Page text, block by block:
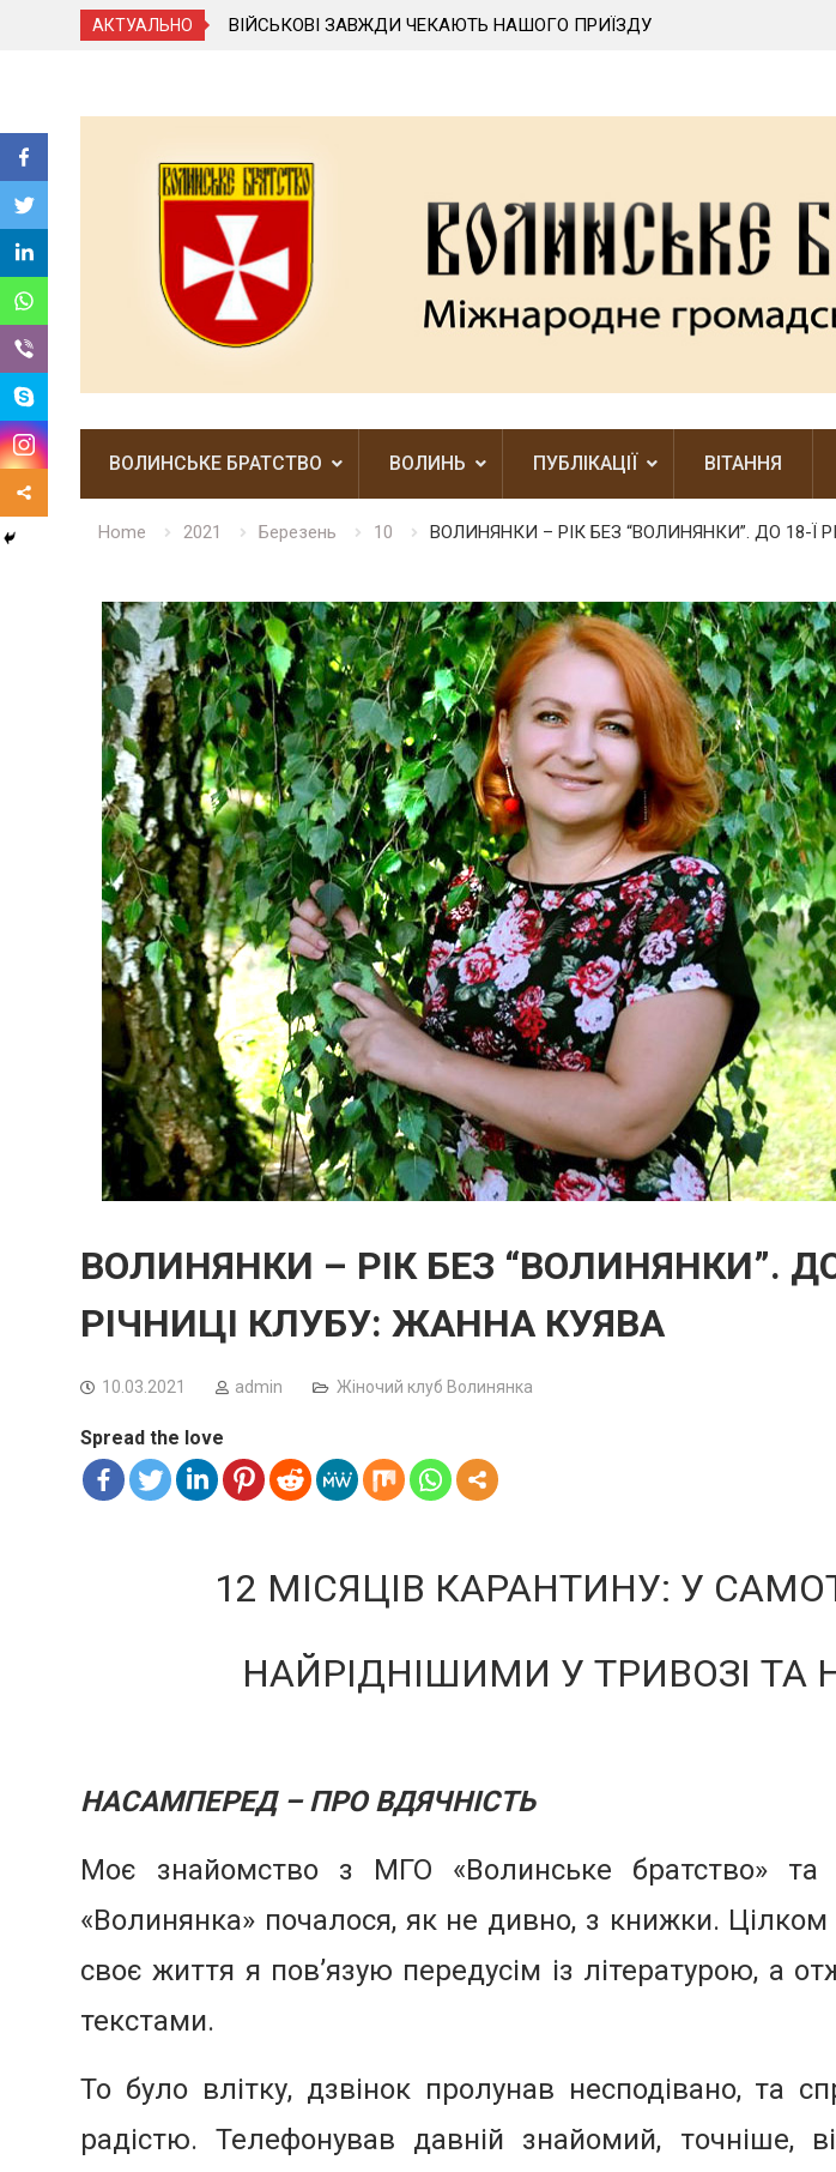
АКТУАЛЬНО
ВІД ОРДЕНА ВІЙСЬКОВІ ЗАВЖДИ ЧЕКАЮТЬ НАШОГО ПРИЇЗДУ
content
ВОЛИНСЬКЕ БРАТСТВО ВОЛИНЬ ПУБЛІКАЦІЇ ВІТАННЯ
Home 2021 Березень 10 ВОЛИНЯНКИ – РІК БЕЗ “ВОЛИНЯНКИ”. ДО 18-Ї
ВОЛИНЯНКИ – РІК БЕЗ “ВОЛИНЯНКИ”.
РІЧНИЦІ КЛУБУ: ЖАННА КУЯВА
10.03.2021 admin Жіночий клуб Волинянка
Spread the love
12 МІСЯЦІВ КАРАНТИНУ: У
НАЙРІДНІШИМИ У ТРИВОЗІ ТА
НАСАМПЕРЕД – ПРО ВДЯЧНІСТЬ
Моє знайомство з МГО «Волинське братство»
«Волинянка» почалося, як не дивно, з книжки.
своє життя я пов’язую передусім із літературою, а
текстами.
То було влітку, дзвінок пролунав несподівано, та
радістю. Телефонував давній знайомий, точніше,